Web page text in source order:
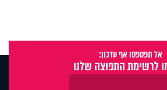
אל תפספסו אף עדכון:
לרשימת התפוצה שלנו